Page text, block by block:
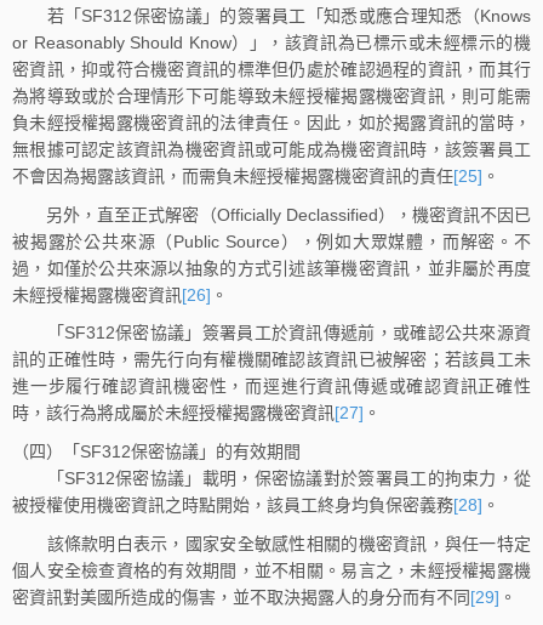
若「SF312保密協議」的簽署員工「知悉或應合理知悉（Knows
or Reasonably Should Know）」，該資訊為已標示或未經標示的機
密資訊，抑或符合機密資訊的標準但仍處於確認過程的資訊，而其行
為將導致或於合理情形下可能導致未經授權揭露機密資訊，則可能需
負未經授權揭露機密資訊的法律責任。因此，如於揭露資訊的當時，
無根據可認定該資訊為機密資訊或可能成為機密資訊時，該簽署員工
不會因為揭露該資訊，而需負未經授權揭露機密資訊的責任[25] 。
另外，直至正式解密（Officially Declassified），機密資訊不因已
被揭露於公共來源（Public Source），例如大眾媒體，而解密。不
過，如僅於公共來源以抽象的方式引述該筆機密資訊，並非屬於再度
未經授權揭露機密資訊[26] 。
「SF312保密協議」簽署員工於資訊傳遞前，或確認公共來源資
訊的正確性時，需先行向有權機關確認該資訊已被解密；若該員工未
進一步履行確認資訊機密性，而逕進行資訊傳遞或確認資訊正確性
時，該行為將成屬於未經授權揭露機密資訊[27] 。
（四）「SF312保密協議」的有效期間
「SF312保密協議」載明，保密協議對於簽署員工的拘束力，從
被授權使用機密資訊之時點開始，該員工終身均負保密義務[28] 。
該條款明白表示，國家安全敏感性相關的機密資訊，與任一特定
個人安全檢查資格的有效期間，並不相關。易言之，未經授權揭露機
密資訊對美國所造成的傷害，並不取決揭露人的身分而有不同[29] 。